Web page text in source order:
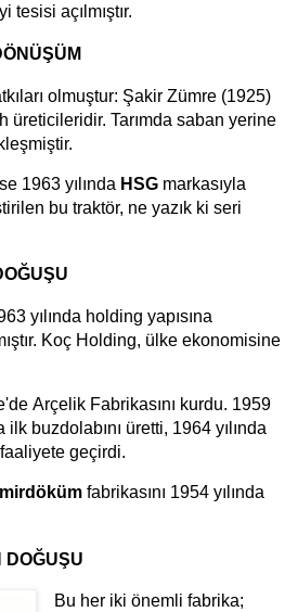
açılmıştır.
olmuştur: Şakir Zümre (1925)
üreticileridir. Tarımda saban yerine
1963 yılında HSG markasıyla
bu traktör, ne yazık ki seri
yılında holding yapısına
Koç Holding, ülke ekonomisine
Arçelik Fabrikasını kurdu. 1959
ilk buzdolabını üretti, 1964 yılında
geçirdi.
fabrikasını 1954 yılında
Bu her iki önemli fabrika;